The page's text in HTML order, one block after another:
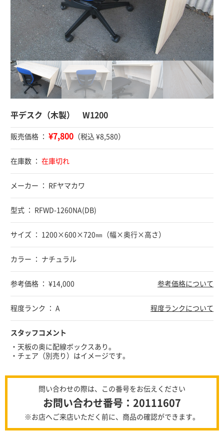
平デスク（木製） W1200
販売価格 ： ¥7,800 （税込 ¥8,580）
在庫数 ： 在庫切れ
メーカー ： RFヤマカワ
型式 ： RFWD-1260NA(DB)
サイズ ： 1200×600×720㎜（幅×奥行×高さ）
カラー ： ナチュラル
参考価格 ： ¥14,000 参考価格について
程度ランク ： A 程度ランクについて
スタッフコメント
・天板の奥に配線ボックスあり。
・チェア（別売り）はイメージです。
問い合わせの際は、この番号をお伝えください
お問い合わせ番号：20111607
※お店へご来店いただく前に、商品の確認ができます。